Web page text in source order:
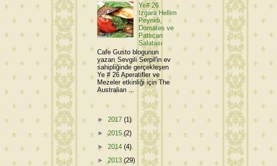
Ye# 26
Izgara Hellim
Peynirli,
Domates ve
Patlıcan
Salatası
Cafe Gusto blogunun
yazarı Sevgili Serpil'in ev
sahipliğinde gerçekleşen
Ye # 26 Aperatifler ve
Mezeler etkinliği için The
Australian ...
► 2017 (1)
►2015(2)
► 2014 (4)
►2013(29)